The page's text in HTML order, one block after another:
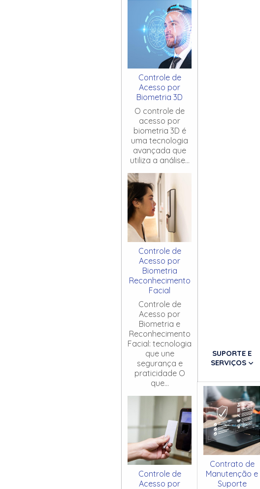
Controle de
Acesso por
Biometria 3D
O controle de
acesso por
biometria 3D é
uma tecnologia
avançada que
utiliza a análise...
Controle de
Acesso por
Biometria
Reconhecimento
Facial
Controle de
Acesso por
Biometria e
Reconhecimento
Facial: tecnologia
que une
segurança e
praticidade O
que...
Controle de
Acesso por
SUPORTE E
SERVIÇOS
Contrato de
Manutenção e
Suporte